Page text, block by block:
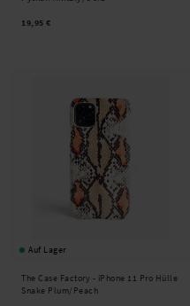
19,95 €
Auf Lager
The Case Factory - iPhone 11 Pro Hülle
Snake Plum/Peach